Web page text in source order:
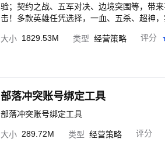
验；契约之战、五军对决、边境突围等，带
击！多款英雄任凭选择，一血、五杀、超神
大小 1829.53M 类型 经营策略 评分
部落冲突账号绑定工具
部落冲突账号绑定工具
大小 289.72M 类型 经营策略 评分